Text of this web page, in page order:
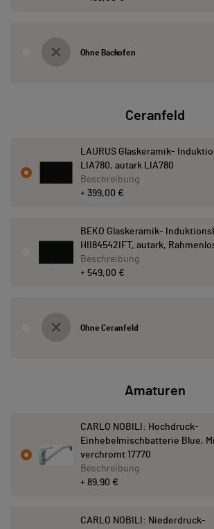
Ohne Backofen
Ceranfeld
LAURUS Glaskeramik-
LIA780, autark LIA780
+ 399,00 €
Beschreibung
BEKO Glaskeramik-
HII84542IFT, autark,
+ 549,00 €
Beschreibung
Ohne Ceranfeld
Amaturen
CARLO NOBILI: Hochdruck-
Einhebelmischbatterie Blue,
verchromt 17770
+ 89,90 €
Beschreibung
CARLO NOBILI: Niederdruck-